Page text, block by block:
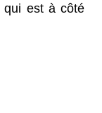
qui est à côté